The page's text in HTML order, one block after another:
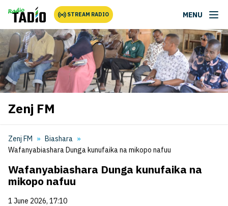
STREAM RADIO MENU
Zenj FM
Zenj FM
Biashara
Wafanyabiashara Dunga kunufaika na mikopo nafuu
Wafanyabiashara Dunga kunufaika na
mikopo nafuu
1 June 2026, 17:10